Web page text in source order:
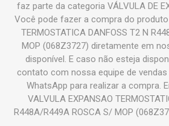
faz parte da categoria VÁLVULA DE
Você pode fazer a compra do produto
TERMOSTATICA DANFOSS T2 N
MOP (068Z3727) diretamente em
disponível. E caso não esteja
contato com nossa equipe de
WhatsApp para realizar a compra.
VALVULA EXPANSAO
R448A/R449A ROSCA S/ MOP